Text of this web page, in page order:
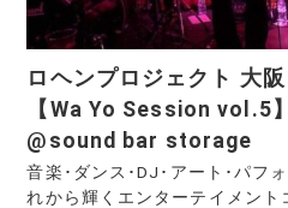
ロヘンプロジェクト 大
【Wa Yo Session vol.5
@sound bar storage
音楽･ダンス･DJ･アート･パフ
れから輝くエンターテイメント